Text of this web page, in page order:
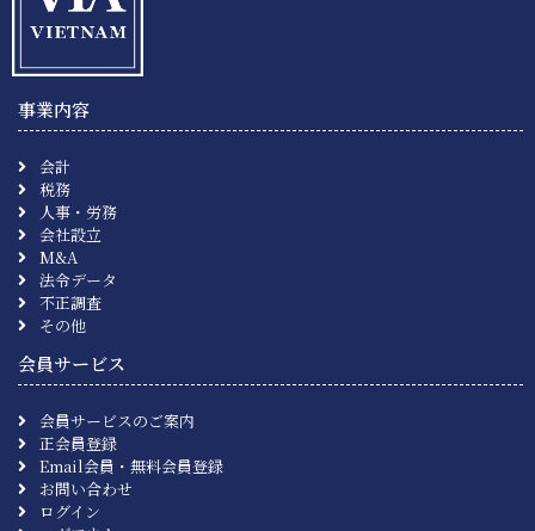
事業内容
会計
税務
人事・労務
会社設立
M&A
法令データ
不正調査
その他
会員サービス
会員サービスのご案内
正会員登録
Email会員・無料会員登録
お問い合わせ
ログイン